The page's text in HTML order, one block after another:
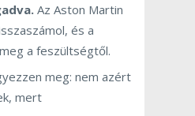
Az Aston Martin
és a
a feszültségtől.
meg: nem azért
mert